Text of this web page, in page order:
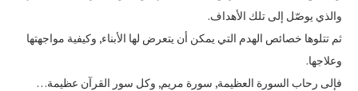
والذي يوصّل إلى تلك الأهداف.
ثم تتلوها خصائص الهدم التي يمكن أن يتعرض لها الأبناء, وكيفية مواجهتها
وعلاجها.
فإلى رحاب السورة العظيمة, سورة مريم, وكل سور القرآن عظيمة…